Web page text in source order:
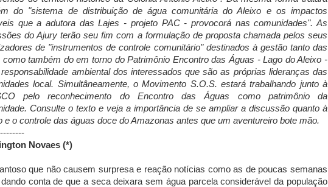
do "sistema de distribuição de água comunitária do Aleixo e os impactos
que a adutora das Lajes - projeto PAC - provocorá nas comunidades". As
do Ajury terão seu fim com a formulação de proposta chamada pelos seus
de "instrumentos de controle comunitário" destinados à gestão tanto das
como também do em torno do Patrimônio Encontro das Águas - Lago do Aleixo -
ambiental dos interessados que são as próprias lideranças das
local. Simultâneamente, o Movimento S.O.S. estará trabalhando junto à
pelo reconhecimento do Encontro das Águas como patrimônio da
Consulte o texto e veja a importância de se ampliar a discussão quanto à
e o controle das águas doce do Amazonas antes que um aventureiro bote mão.
Novaes (*)
que não causem surpresa e reação notícias como as de poucas semanas
conta de que a seca deixara sem água parcela considerável da população